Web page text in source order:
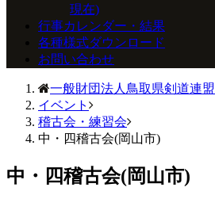
現在)
行事カレンダー・結果
各種様式ダウンロード
お問い合わせ
一般財団法人鳥取県剣道連盟
イベント
稽古会・練習会
中・四稽古会(岡山市)
中・四稽古会(岡山市)